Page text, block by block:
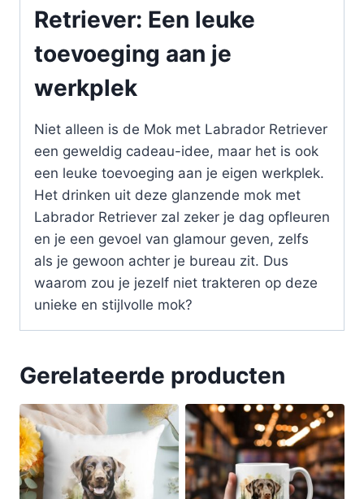
Retriever: Een leuke
toevoeging aan je
werkplek
Niet alleen is de Mok met Labrador Retriever
een geweldig cadeau-idee, maar het is ook
een leuke toevoeging aan je eigen werkplek.
Het drinken uit deze glanzende mok met
Labrador Retriever zal zeker je dag opfleuren
en je een gevoel van glamour geven, zelfs
als je gewoon achter je bureau zit. Dus
waarom zou je jezelf niet trakteren op deze
unieke en stijlvolle mok?
Gerelateerde producten